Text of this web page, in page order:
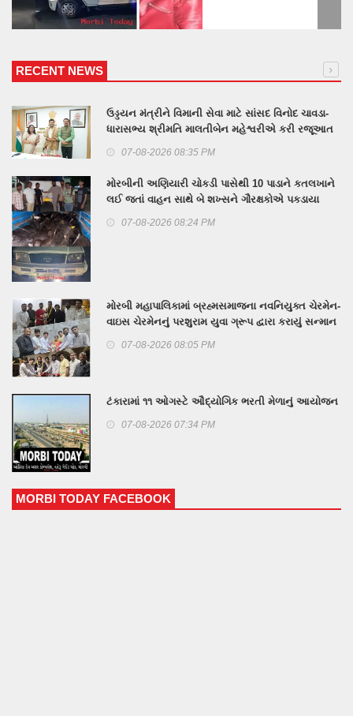
RECENT NEWS
ઉડ્ડયન મંત્રીને વિમાની સેવા માટે સાંસદ વિનોદ ચાવડા-
ધારાસભ્ય શ્રીમતિ માલતીબેન મહેશ્વરીએ કરી રજૂઆત
07-08-2026 08:35 PM
મોરબીની અણિયારી ચોકડી પાસેથી 10 પાડાને કતલખાને
લઈ જતાં વાહન સાથે બે શખ્સને ગૌરક્ષકોએ પકડાયા
07-08-2026 08:24 PM
મોરબી મહાપાલિકામાં બ્રહ્મસમાજના નવનિયુક્ત ચેરમેન-
વાઇસ ચેરમેનનું પરશુરામ યુવા ગ્રૂપ દ્વારા કરાયું સન્માન
07-08-2026 08:05 PM
ટંકારામાં ૧૧ ઓગસ્ટે ઔદ્યોગિક ભરતી મેળાનું આયોજન
07-08-2026 07:34 PM
MORBI TODAY FACEBOOK